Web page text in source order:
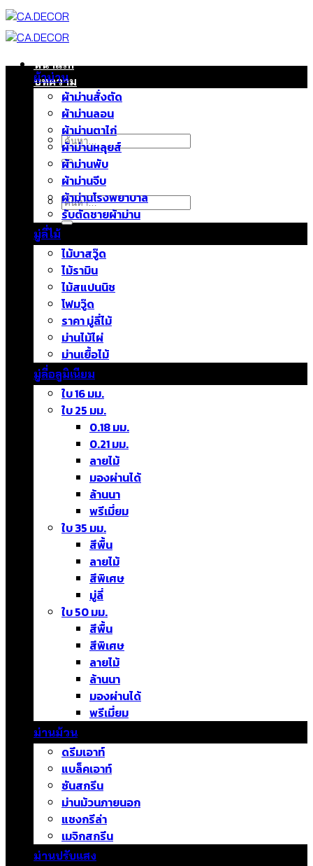
ข้าม
ยัง
หน้าแรก
บทความ
ติดต่อเรา
เกี่ยวกับเรา
ค้นหา:
ค้นหา:
ผ้าม่าน
ผ้าม่านสั่งตัด
ผ้าม่านลอน
ผ้าม่านตาไก่
ผ้าม่านหลุยส์
ผ้าม่านพับ
ผ้าม่านจีบ
ผ้าม่านโรงพยาบาล
รับตัดชายผ้าม่าน
มู่ลี่ไม้
ไม้บาสวู๊ด
ไม้รามิน
ไม้สแปนนิช
โฟมวู๊ด
ราคา มู่ลี่ไม้
ม่านไม้ไผ่
ม่านเยื้อไม้
มู่ลี่อลูมิเนียม
ใบ 16 มม.
ใบ 25 มม.
0.18 มม.
0.21 มม.
ลายไม้
มองผ่านได้
ล้านนา
พรีเมี่ยม
ใบ 35 มม.
สีพื้น
ลายไม้
สีพิเศษ
มู่ลี่
ใบ 50 มม.
สีพื้น
สีพิเศษ
ลายไม้
ล้านนา
มองผ่านได้
พรีเมี่ยม
ม่านม้วน
ดรีมเอาท์
แบล็คเอาท์
ซันสกรีน
ม่านม้วนภายนอก
แชงกรีล่า
เมจิกสกรีน
ม่านปรับแสง